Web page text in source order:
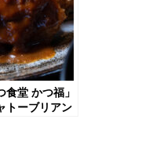
堂 かつ福」
トーブリアン